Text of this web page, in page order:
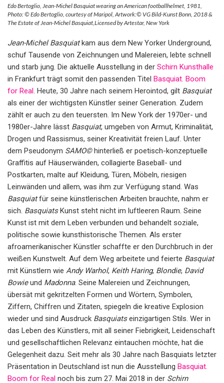
Edo Bertoglio, Jean-Michel Basquiat wearing an American footballhelmet, 1981,
Photo: © Edo Bertoglio, courtesy of Maripol, Artwork:© VG Bild-Kunst Bonn, 2018 &
The Estate of Jean-Michel Basquiat,Licensed by Artestar, New York
Jean-Michel Basquiatkam aus dem New Yorker Underground,
schuf Tausende von Zeichnungen und Malereien, lebte schnell
und starb jung. Die aktuelle Ausstellung in der Schirn Kunsthalle
in Frankfurt trägt somit den passenden Titel Basquiat. Boom
for Real. Heute, 30 Jahre nach seinem Herointod, gilt Basquiat
als einer der wichtigsten Künstler seiner Generation. Zudem
zählt er auch zu den teuersten. Im New York der 1970er- und
1980er-Jahre lässt Basquiat, umgeben von Armut, Kriminalität,
Drogen und Rassismus, seiner Kreativität freien Lauf. Unter
dem Pseudonym SAMO©hinterließ er poetisch-konzeptuelle
Graffitis auf Häuserwänden, collagierte Baseball- und
Postkarten, malte auf Kleidung, Türen, Möbeln, riesigen
Leinwänden und allem, was ihm zur Verfügung stand. Was
Basquiatfür seine künstlerischen Arbeiten brauchte, nahm er
sich. BasquiatsKunst steht nicht im luftleeren Raum. Seine
Kunst ist mit dem Leben verbunden und behandelt soziale,
politische sowie kunsthistorische Themen. Als erster
afroamerikanischer Künstler schaffte er den Durchbruch in der
weißen Kunstwelt. Auf dem Weg arbeitete und feierte Basquiat
mit Künstlern wie Andy Warhol, Keith Haring, Blondie, David
Bowieund Madonna. Seine Malereien und Zeichnungen,
übersät mit gekritzelten Formen und Wörtern, Symbolen,
Ziffern, Chiffren und Zitaten, spiegeln die kreative Explosion
wieder und sind Ausdruck Basquiatseinzigartigen Stils. Wer in
das Leben des Künstlers, mit all seiner Fiebrigkeit, Leidenschaft
und gesellschaftlichen Relevanz eintauchen möchte, hat die
Gelegenheit dazu. Seit mehr als 30 Jahre nach Basquiats letzter
Präsentation in Deutschland ist nun die Ausstellung Basquiat.
Boom for Real noch bis zum 27. Mai 2018 in der Schirn